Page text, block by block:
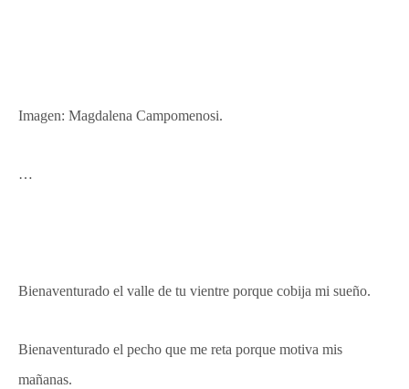
Imagen: Magdalena Campomenosi.
…
Bienaventurado el valle de tu vientre porque cobija mi sueño.
Bienaventurado el pecho que me reta porque motiva mis
mañanas.